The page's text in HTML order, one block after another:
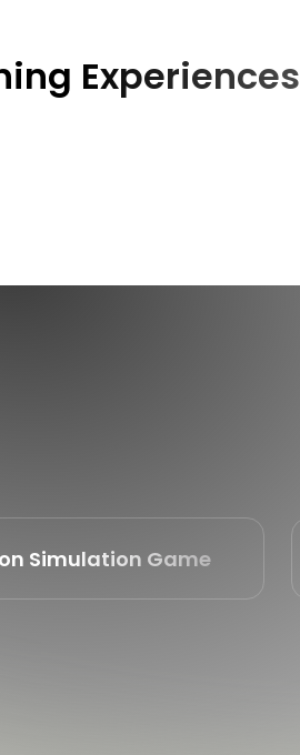
Experiences
Simulation Game